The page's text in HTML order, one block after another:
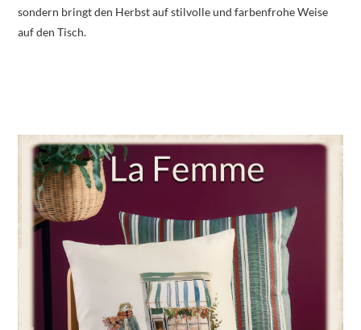
sondern bringt den Herbst auf stilvolle und farbenfrohe Weise
auf den Tisch.